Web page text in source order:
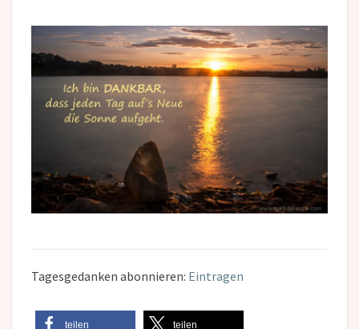
Tagesgedanken abonnieren: Eintragen
teilen teilen